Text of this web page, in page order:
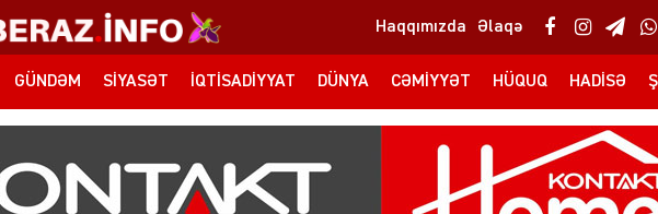
Haqqımızda Əlaqə
GÜNDƏM SIYASƏT İQTISADIYYAT DÜNYA CƏMIYYƏT HÜQUQ HADISƏ